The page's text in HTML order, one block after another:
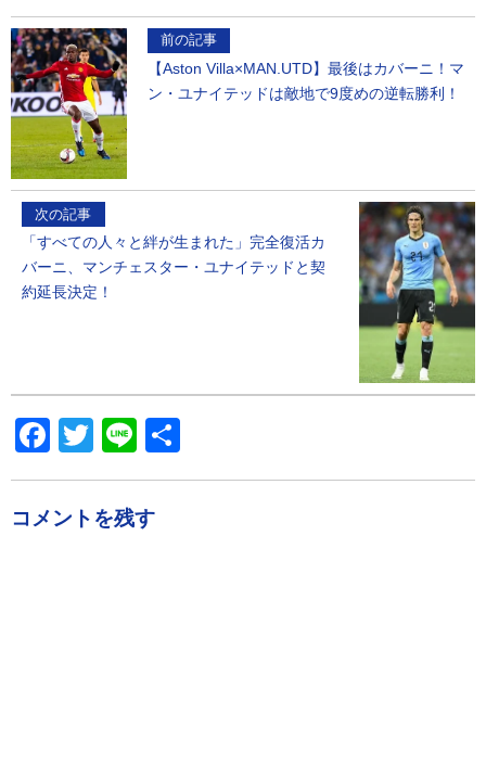
前の記事
【Aston Villa×MAN.UTD】最後はカバーニ！マ
ン・ユナイテッドは敵地で9度めの逆転勝利！
次の記事
「すべての人々と絆が生まれた」完全復活カ
バーニ、マンチェスター・ユナイテッドと契
約延長決定！
Facebook
Twitter
Line
有
コメントを残す